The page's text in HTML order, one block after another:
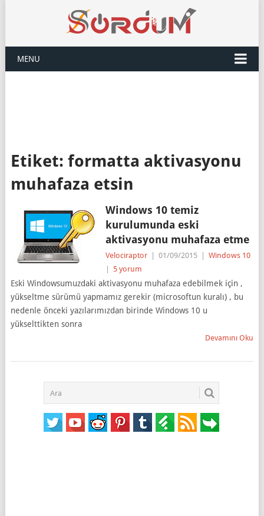
MENU
Etiket: formatta aktivasyonu
muhafaza etsin
Windows 10 temiz
kurulumunda eski
aktivasyonu muhafaza etme
Velociraptor 01/09/2015
Windows 10
5 yorum
Eski Windowsumuzdaki aktivasyonu muhafaza edebilmek için ,
yükseltme sürümü yapmamız gerekir (microsoftun kuralı) , bu
nedenle önceki yazılarımızdan birinde Windows 10 u
yükselttikten sonra
Devamını Oku